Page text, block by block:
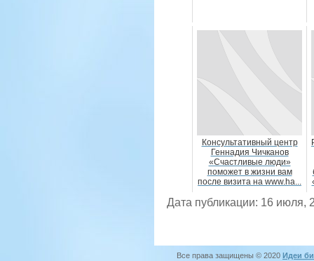
Консультативный центр
Геннадия Чичканов
«Счастливые люди»
поможет в жизни вам
после визита на www.ha...
Дата публикации: 16 июля,
Все права защищены © 2020 Идеи